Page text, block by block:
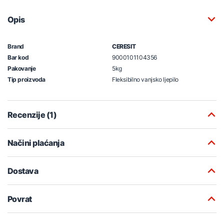
Opis
Brand
CERESIT
Bar kod
9000101104356
Pakovanje
5kg
Tip proizvoda
Fleksibilno vanjsko ljepilo
Recenzije (1)
Načini plaćanja
Dostava
Povrat